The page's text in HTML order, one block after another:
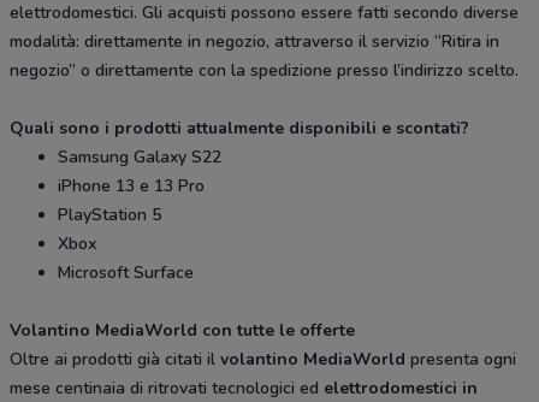
elettrodomestici. Gli acquisti possono essere fatti secondo diverse
modalità: direttamente in negozio, attraverso il servizio “Ritira in
negozio” o direttamente con la spedizione presso l’indirizzo scelto.
Quali sono i prodotti attualmente disponibili e scontati?
Samsung Galaxy S22
iPhone 13 e 13 Pro
PlayStation 5
Xbox
Microsoft Surface
Volantino MediaWorld con tutte le offerte
Oltre ai prodotti già citati il volantino MediaWorld presenta ogni
mese centinaia di ritrovati tecnologici ed elettrodomestici in